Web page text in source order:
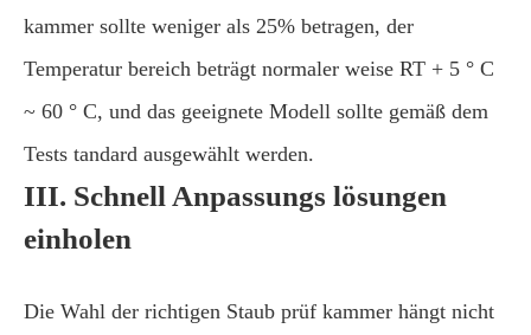
kammer sollte weniger als 25% betragen, der
Temperatur bereich beträgt normaler weise RT + 5 ° C
~ 60 ° C, und das geeignete Modell sollte gemäß dem
Tests tandard ausgewählt werden.
III. Schnell Anpassungs lösungen
einholen
Die Wahl der richtigen Staub prüf kammer hängt nicht